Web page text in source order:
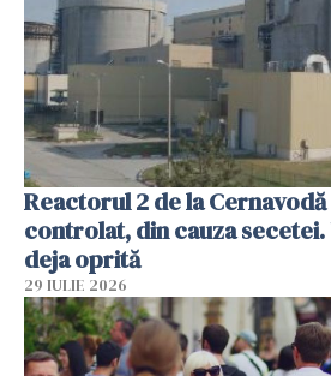
Reactorul 2 de la
controlat, din cauza secetei.
deja oprită
29 IULIE 2026